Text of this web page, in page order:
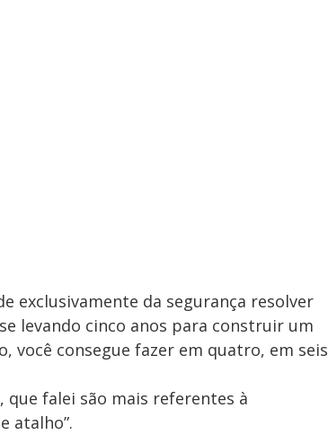
exclusivamente da segurança resolver
levando cinco anos para construir um
você consegue fazer em quatro, em seis
que falei são mais referentes à
atalho”.